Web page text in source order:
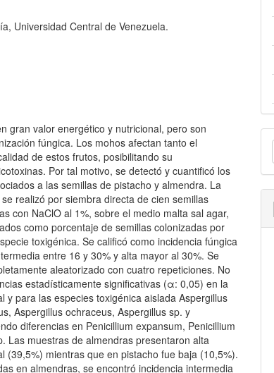
Universidad Central de Venezuela.
gran valor energético y nutricional, pero son
fúngica. Los mohos afectan tanto el
de estos frutos, posibilitando su
Por tal motivo, se detectó y cuantificó los
a las semillas de pistacho y almendra. La
realizó por siembra directa de cien semillas
con NaClO al 1%, sobre el medio malta sal agar,
como porcentaje de semillas colonizadas por
toxigénica. Se calificó como incidencia fúngica
entre 16 y 30% y alta mayor al 30%. Se
aleatorizado con cuatro repeticiones. No
estadísticamente significativas (α: 0,05) en la
y para las especies toxigénica aislada Aspergillus
Aspergillus ochraceus, Aspergillus sp. y
diferencias en Penicillium expansum, Penicillium
Las muestras de almendras presentaron alta
(39,5%) mientras que en pistacho fue baja (10,5%).
en almendras, se encontró incidencia intermedia